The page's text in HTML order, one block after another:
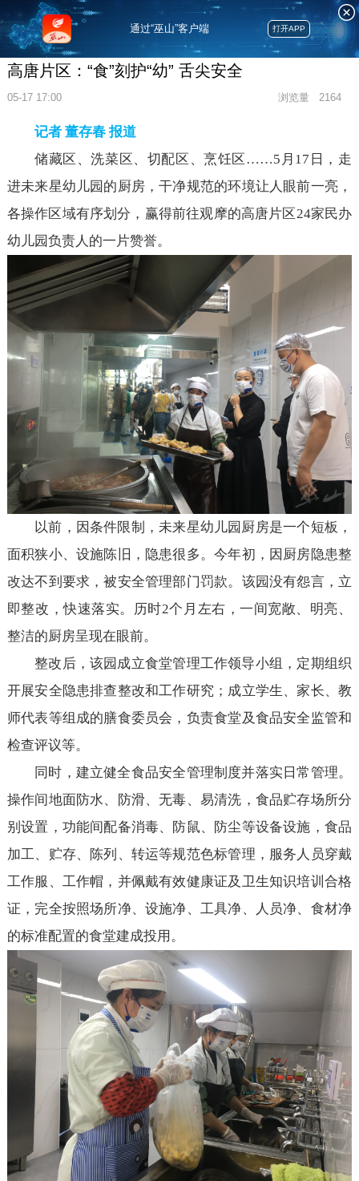
通过“巫山”客户端 打开APP
高唐片区：“食”刻护“幼” 舌尖安全
05-17 17:00 浏览量 2164
记者 董存春 报道
储藏区、洗菜区、切配区、烹饪区……5月17日，走
进未来星幼儿园的厨房，干净规范的环境让人眼前一亮，
各操作区域有序划分，赢得前往观摩的高唐片区24家民办
幼儿园负责人的一片赞誉。
以前，因条件限制，未来星幼儿园厨房是一个短板，
面积狭小、设施陈旧，隐患很多。今年初，因厨房隐患整
改达不到要求，被安全管理部门罚款。该园没有怨言，立
即整改，快速落实。历时2个月左右，一间宽敞、明亮、
整洁的厨房呈现在眼前。
整改后，该园成立食堂管理工作领导小组，定期组织
开展安全隐患排查整改和工作研究；成立学生、家长、教
师代表等组成的膳食委员会，负责食堂及食品安全监管和
检查评议等。
同时，建立健全食品安全管理制度并落实日常管理。
操作间地面防水、防滑、无毒、易清洗，食品贮存场所分
别设置，功能间配备消毒、防鼠、防尘等设备设施，食品
加工、贮存、陈列、转运等规范色标管理，服务人员穿戴
工作服、工作帽，并佩戴有效健康证及卫生知识培训合格
证，完全按照场所净、设施净、工具净、人员净、食材净
的标准配置的食堂建成投用。